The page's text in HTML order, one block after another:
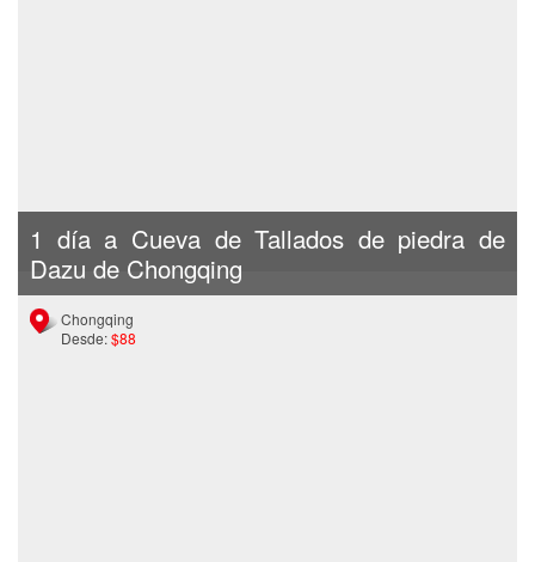
1 día a Cueva de Tallados de piedra de
Dazu de Chongqing
Chongqing
Desde:$88